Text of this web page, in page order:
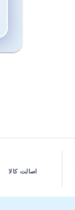
اصالت کالا